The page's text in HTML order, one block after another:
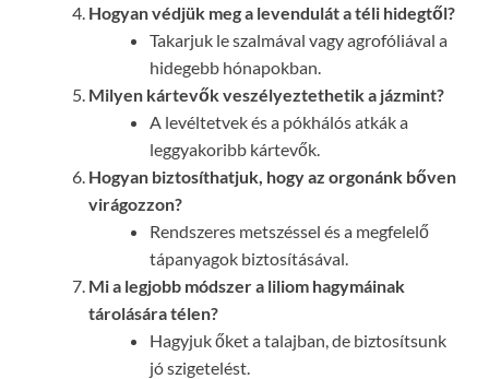
Hogyan védjük meg a levendulát a téli hidegtől?
Takarjuk le szalmával vagy agrofóliával a
hidegebb hónapokban.
Milyen kártevők veszélyeztethetik a jázmint?
A levéltetvek és a pókhálós atkák a
leggyakoribb kártevők.
Hogyan biztosíthatjuk, hogy az orgonánk bőven
virágozzon?
Rendszeres metszéssel és a megfelelő
tápanyagok biztosításával.
Mi a legjobb módszer a liliom hagymáinak
tárolására télen?
Hagyjuk őket a talajban, de biztosítsunk
jó szigetelést.